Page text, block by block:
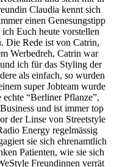
Claudia kennt sich
einen Genesungstipp
Euch heute vorstellen
Die Rede ist von Catrin,
Werbedreh, Catrin war
ich für das Styling der
als einfach, so wurden
super Jobteam wurde
“Berliner Pflanze”,
und ist immer top
der Linse von Streetstyle
Energy regelmässig
sie sich ehrenamtlich
Patienten, wie sie sich
Freundinnen verrät